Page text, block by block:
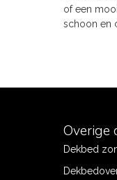
of een
schoon en
Overige
Dekbed